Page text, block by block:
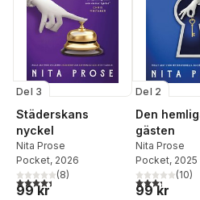
Del 3
Städerskans
nyckel
Nita Prose
Pocket, 2026
4,4utav 5 stjärnor. Totalt antal röster:
(8)
99 kr
Del 2
Den
gästen
Nita Prose
Pocket, 2025
3,3utav 5(10)
99 kr